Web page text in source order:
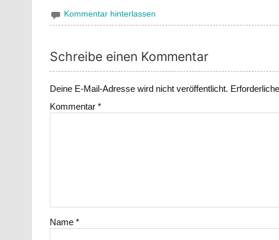
Kommentar hinterlassen
Schreibe einen Kommentar
Deine E-Mail-Adresse wird nicht veröffentlicht.
Kommentar*
Name*